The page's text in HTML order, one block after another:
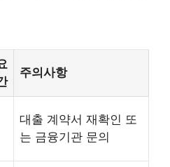
주의사항
대출 계약서 재확인 또
는 금융기관 문의